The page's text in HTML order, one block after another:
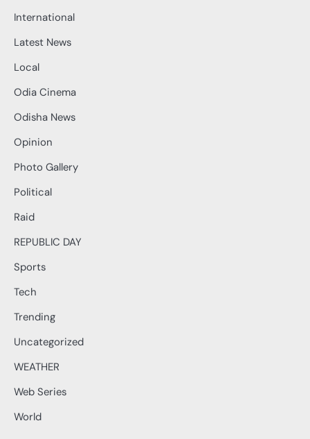
International
Latest News
Local
Odia Cinema
Odisha News
Opinion
Photo Gallery
Political
Raid
REPUBLIC DAY
Sports
Tech
Trending
Uncategorized
WEATHER
Web Series
World